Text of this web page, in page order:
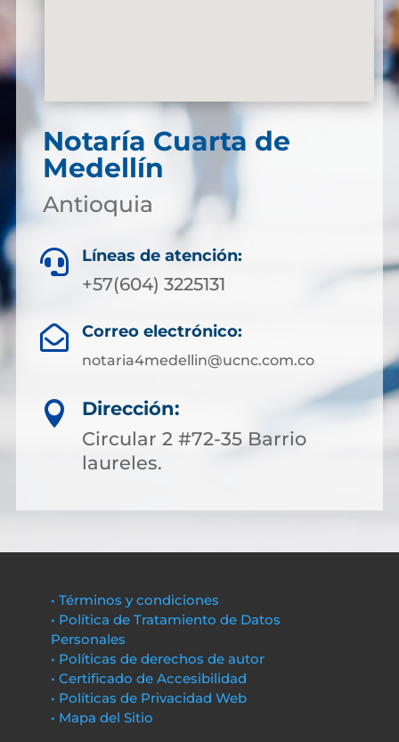
Notaría Cuarta de
Medellín
Antioquia
 Líneas de atención:
+57(604) 3225131
 Correo electrónico:
notaria4medellin@ucnc.com.co

Dirección:
Circular 2 #72-35 Barrio
laureles.
• Términos y condiciones
• Política de Tratamiento de Datos
Personales
• Políticas de derechos de autor
• Certificado de Accesibilidad
• Políticas de Privacidad Web
• Mapa del Sitio